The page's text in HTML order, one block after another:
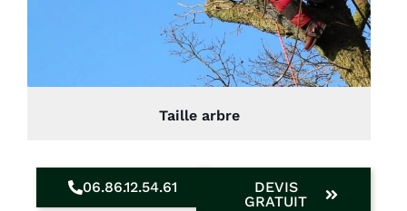
Taille arbre
06.86.12.54.61
DEVIS
GRATUIT